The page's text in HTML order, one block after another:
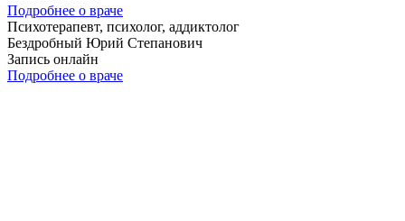
Подробнее о враче
Психотерапевт, психолог, аддиктолог
Бездробный Юрий Степанович
Запись онлайн
Подробнее о враче